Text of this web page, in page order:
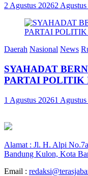
2 Agustus 20262
Daerah Nasional News
SYAHADAT
PARTAI POLITIK
1 Agustus 20261
Alamat : Jl. H. Alpi
Bandung Kulon, Kota
Email :